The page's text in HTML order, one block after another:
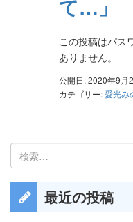
て…」
この投稿はパス
ありません。
公開日: 2020年9月
カテゴリー:愛光み
検
索:
最近の投稿